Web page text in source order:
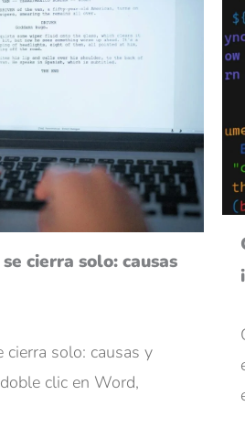
cierra solo: causas
solo: causas y
clic en Word,